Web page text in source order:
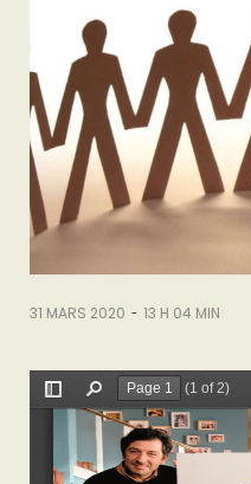
31 MARS 2020 - 13 H 04 MIN